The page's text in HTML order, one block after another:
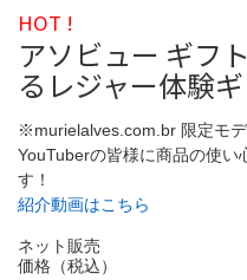
HOT !
アソビュー ギ
るレジャー体
※murielalves.com.br 限定モ
YouTuberの皆様に商品の使い
す！
紹介動画はこちら
ネット販売
価格（税込）